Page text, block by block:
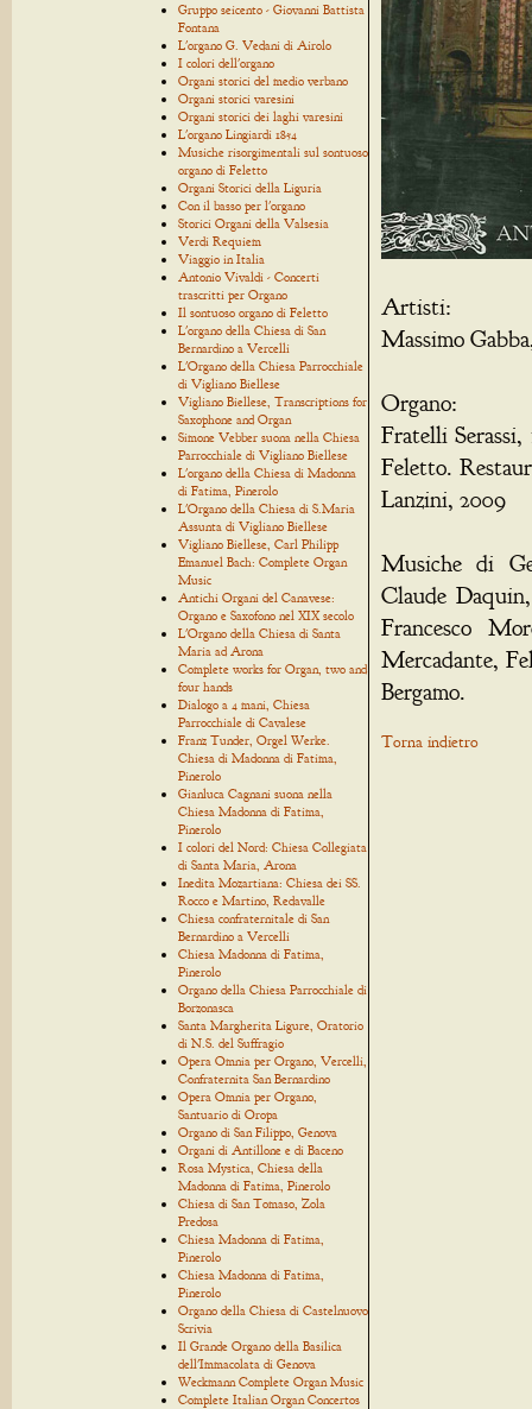
Gruppo seicento - Giovanni Battista
Fontana
L'organo G. Vedani di Airolo
I colori dell'organo
Organi storici del medio verbano
Organi storici varesini
Organi storici dei laghi varesini
L'organo Lingiardi 1854
Musiche risorgimentali sul sontuoso
organo di Feletto
Organi Storici della Liguria
Con il basso per l'organo
Storici Organi della Valsesia
Verdi Requiem
Viaggio in Italia
Antonio Vivaldi - Concerti
trascritti per Organo
Il sontuoso organo di Feletto
L'organo della Chiesa di San
Bernardino a Vercelli
L'Organo della Chiesa Parrocchiale
di Vigliano Biellese
Vigliano Biellese, Transcriptions for
Saxophone and Organ
Simone Vebber suona nella Chiesa
Parrocchiale di Vigliano Biellese
L'organo della Chiesa di Madonna
di Fatima, Pinerolo
L'Organo della Chiesa di S.Maria
Assunta di Vigliano Biellese
Vigliano Biellese, Carl Philipp
Emanuel Bach: Complete Organ
Music
Antichi Organi del Canavese:
Organo e Saxofono nel XIX secolo
L'Organo della Chiesa di Santa
Maria ad Arona
Complete works for Organ, two and
four hands
Dialogo a 4 mani, Chiesa
Parrocchiale di Cavalese
Franz Tunder, Orgel Werke.
Chiesa di Madonna di Fatima,
Pinerolo
Gianluca Cagnani suona nella
Chiesa Madonna di Fatima,
Pinerolo
I colori del Nord: Chiesa Collegiata
di Santa Maria, Arona
Inedita Mozartiana: Chiesa dei SS.
Rocco e Martino, Redavalle
Chiesa confraternitale di San
Bernardino a Vercelli
Chiesa Madonna di Fatima,
Pinerolo
Organo della Chiesa Parrocchiale di
Borzonasca
Santa Margherita Ligure, Oratorio
di N.S. del Suffragio
Opera Omnia per Organo, Vercelli,
Confraternita San Bernardino
Opera Omnia per Organo,
Santuario di Oropa
Organo di San Filippo, Genova
Organi di Antillone e di Baceno
Rosa Mystica, Chiesa della
Madonna di Fatima, Pinerolo
Chiesa di San Tomaso, Zola
Predosa
Chiesa Madonna di Fatima,
Pinerolo
Chiesa Madonna di Fatima,
Pinerolo
Organo della Chiesa di Castelnuovo
Scrivia
Il Grande Organo della Basilica
dell'Immacolata di Genova
Weckmann Complete Organ Music
Complete Italian Organ Concertos
Artisti:
Massimo
Organo:
Fratelli
Feletto.
Lanzini, 2009
Musiche di
Claude
Francesco
Mercadante,
Bergamo.
Torna indietro